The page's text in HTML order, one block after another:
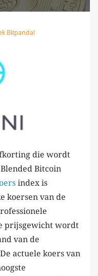
Bitpanda!
die wordt
Bitcoin
index is
koersen van de
prijsgewicht wordt
van de
actuele koers van